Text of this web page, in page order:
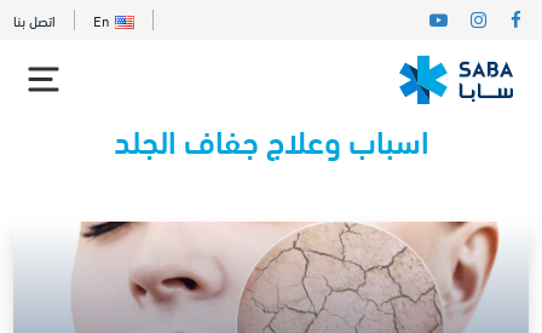
En اتصل بنا
اسباب وعلاج جفاف الجلد